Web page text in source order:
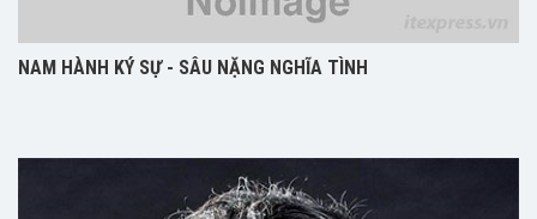
NAM HÀNH KÝ SỰ - SÂU NẶNG NGHĨA TÌNH